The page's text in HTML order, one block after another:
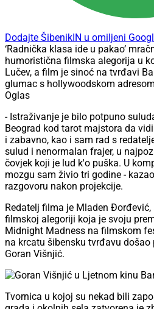
Dodajte ŠibenikIN u omiljeni
‘Radnička klasa ide u pakao’
humoristična filmska alegorija u
Lučev, a film je sinoć na tvrđavi
glumac s hollywoodskom
Oglas
- Istraživanje je bilo potpuno
Beograd kod tarot majstora da
i zabavno, kao i sam rad s
sulud i nenormalan frajer, u
čovjek koji je lud k'o puška. U
mozgu sam živio tri godine -
razgovoru nakon projekcije.
Redatelj filma je Mladen
filmskoj alegoriji koja je svoju
Midnight Madness na filmskom
na krcatu šibensku tvrđavu
Goran Višnjić.
Tvornica u kojoj su nekad bili